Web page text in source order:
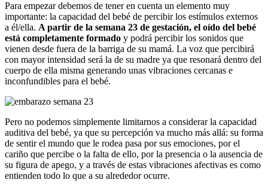
Para empezar debemos de tener en cuenta un elemento muy
importante: la capacidad del bebé de percibir los estímulos externos
a él/ella. A partir de la semana 23 de gestación, el oído del bebé
está completamente formado y podrá percibir los sonidos que
vienen desde fuera de la barriga de su mamá. La voz que percibirá
con mayor intensidad será la de su madre ya que resonará dentro del
cuerpo de ella misma generando unas vibraciones cercanas e
inconfundibles para el bebé.
Pero no podemos simplemente limitarnos a considerar la capacidad
auditiva del bebé, ya que su percepción va mucho más allá: su forma
de sentir el mundo que le rodea pasa por sus emociones, por el
cariño que percibe o la falta de ello, por la presencia o la ausencia de
su figura de apego, y a través de estas vibraciones afectivas es como
entienden todo lo que a su alrededor ocurre.